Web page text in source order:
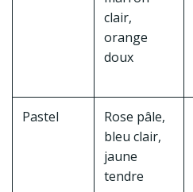
clair,
orange
doux
Pastel
Rose pâle,
bleu clair,
jaune
tendre